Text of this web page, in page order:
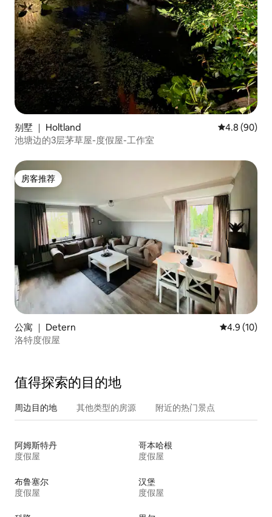
别墅 ｜ Holtland 平均评分 4.8
4.8 (90)
池塘边的3层茅草屋-度假屋-工作室
房客推荐
房客推荐
公寓 ｜ Detern 平均评分
4.9 (10)
洛特度假屋
值得探索的目的地
周边目的地 其他类型的房源 附近的热门景点
阿姆斯特丹
度假屋
哥本哈根
度假屋
布鲁塞尔
度假屋
汉堡
度假屋